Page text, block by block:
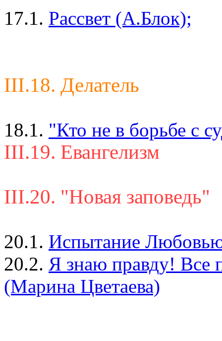
17.1. Рассвет (А.Блок);
III.18. Делатель
18.1. "Кто не в борьбе с
III.19. Евангелизм
III.20. "Новая заповедь"
20.1. Испытание
20.2. Я знаю правду! Все
(Марина Цветаева)